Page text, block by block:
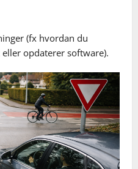
(fx hvordan du
opdaterer software).